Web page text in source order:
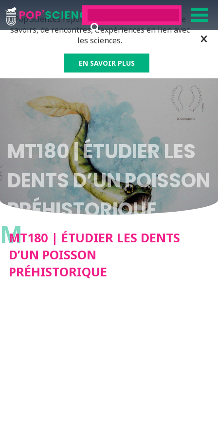
Pop’Sciences répond à tous ceux qui ont soif de
savoirs, de rencontres, d’expériences en lien avec
les sciences.
EN SAVOIR PLUS
MT180 | ÉTUDIER LES
DENTS D’UN POISSON
PRÉHISTORIQUE
M
MT180 | ÉTUDIER LES DENTS
D’UN POISSON
PRÉHISTORIQUE